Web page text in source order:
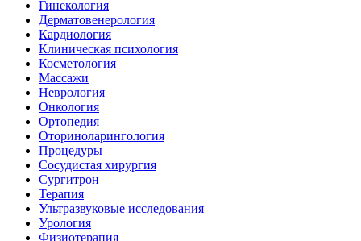
Гинекология
Дерматовенерология
Кардиология
Клиническая психология
Косметология
Массажи
Неврология
Онкология
Ортопедия
Оториноларингология
Процедуры
Сосудистая хирургия
Сургитрон
Терапия
Ультразвуковые исследования
Урология
Физиотерапия